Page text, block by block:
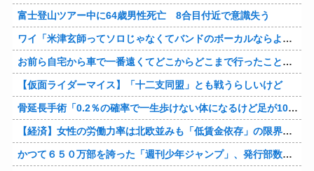
富士登山ツアー中に64歳男性死亡 8合目付近で意識失う
ワイ「米津玄師ってソロじゃなくてバンドのボーカルならよかったよね」
お前ら自宅から車で一番遠くてどこからどこまで行ったことある？
【仮面ライダーマイス】「十二支同盟」とも戦うらしいけど
骨延長手術「0.2％の確率で一生歩けない体になるけど足が10cm伸びます」←コスパ良すぎるだろ
【経済】女性の労働力率は北欧並みも「低賃金依存」の限界 団塊世代の完全引退で、企業が迫られる“最後の選択”
かつて６５０万部を誇った「週刊少年ジャンプ」、発行部数が初の100万部割れ